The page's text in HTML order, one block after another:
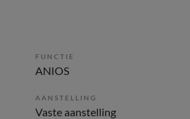
FUNCTIE
ANIOS
AANSTELLING
Vaste aanstelling